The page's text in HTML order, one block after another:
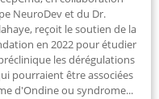
NeuroDev et du Dr.
reçoit le soutien de la
en 2022 pour étudier
les dérégulations
pourraient être associées
d'Ondine ou syndrome...